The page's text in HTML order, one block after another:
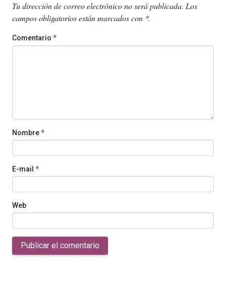
Tu dirección de correo electrónico no será publicada. Los
campos obligatorios están marcados con *.
Comentario *
Nombre*
E-mail *
Web
Publicar el comentario